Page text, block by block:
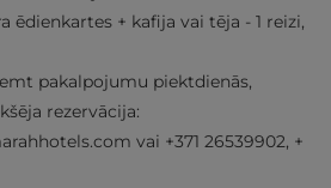
ēdienkartes + kafija vai tēja - 1 reizi,
pakalpojumu piektdienās,
rezervācija:
vai +371 26539902, +